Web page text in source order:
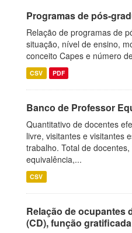
Programas de pós-
Relação de programas de
situação, nível de ensino,
conceito Capes e número
CSV PDF
Banco de Professor
Quantitativo de docentes
livre, visitantes e visitantes
trabalho. Total de
equivalência,...
CSV
Relação de ocupantes
(CD), função